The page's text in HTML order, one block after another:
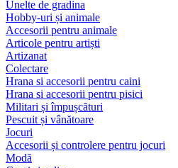
Unelte de gradina
Hobby-uri și animale
Accesorii pentru animale
Articole pentru artiști
Artizanat
Colectare
Hrana si accesorii pentru caini
Hrana si accesorii pentru pisici
Militari și împușcături
Pescuit și vânătoare
Jocuri
Accesorii și controlere pentru jocuri
Modă